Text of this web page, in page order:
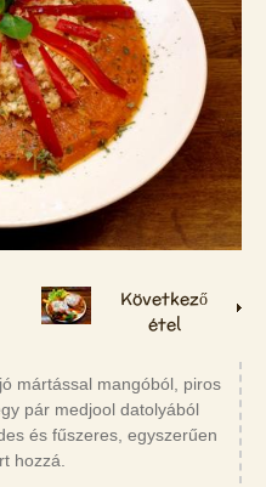
Következő
étel
mártással mangóból, piros
pár medjool datolyából
és fűszeres, egyszerűen
hozzá.